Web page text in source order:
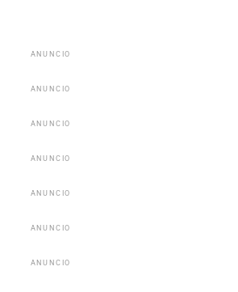
ANUNCIO
ANUNCIO
ANUNCIO
ANUNCIO
ANUNCIO
ANUNCIO
ANUNCIO